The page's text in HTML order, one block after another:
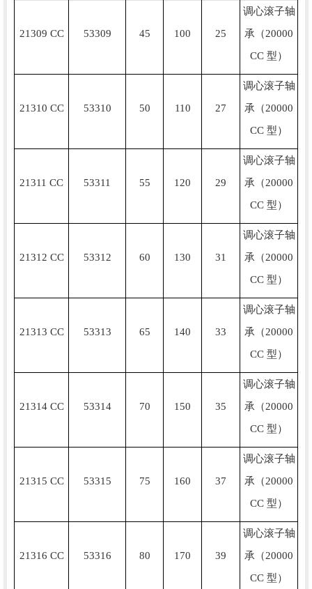
21309 CC 53309 45 100 25
调心滚子轴
承（20000
CC 型）
21310 CC 53310 50 110 27
调心滚子轴
承（20000
CC 型）
21311 CC 53311 55 120 29
调心滚子轴
承（20000
CC 型）
21312 CC 53312 60 130 31
调心滚子轴
承（20000
CC 型）
21313 CC 53313 65 140 33
调心滚子轴
承（20000
CC 型）
21314 CC 53314 70 150 35
调心滚子轴
承（20000
CC 型）
21315 CC 53315 75 160 37
调心滚子轴
承（20000
CC 型）
21316 CC 53316 80 170 39
调心滚子轴
承（20000
CC 型）